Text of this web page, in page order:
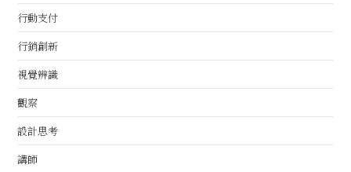
行動支付
行銷創新
視覺辨識
觀察
設計思考
講師